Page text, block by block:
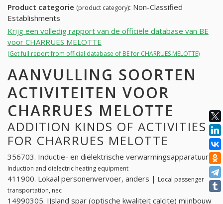
Product categorie (product category): Non-Classified
Establishments
Krijg een volledig rapport van de officiële database van BE
voor CHARRUES MELOTTE
(Get full report from official database of BE for CHARRUES MELOTTE)
AANVULLING SOORTEN
ACTIVITEITEN VOOR
CHARRUES MELOTTE
ADDITION KINDS OF ACTIVITIES
FOR CHARRUES MELOTTE
356703. Inductie- en diëlektrische verwarmingsapparatuur |
Induction and dielectric heating equipment
411900. Lokaal personenvervoer, anders | Local passenger
transportation, nec
14990305. IJsland spar (optische kwaliteit calcite) mijnbouw